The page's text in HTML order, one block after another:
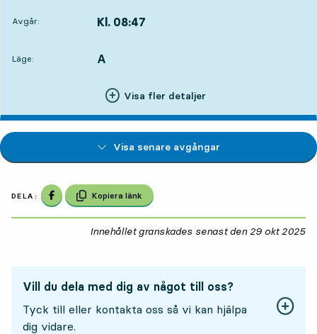
Avgår: Kl. 08:47
Läge:
LÄGE, A
,
Visa fler detaljer
Visa senare avgångar
DELA: Dela på Facebook
Kopiera länk
Innehållet granskades senast den 29 okt 2025
Vill du dela med dig av något till oss?
Tyck till eller kontakta oss så vi kan hjälpa
dig vidare.